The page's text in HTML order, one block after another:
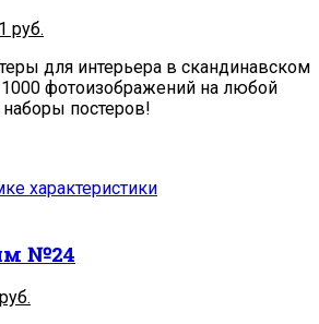
руб.
для интерьера в скандинавском
фотоизображений на любой
постеров!
№24
руб.